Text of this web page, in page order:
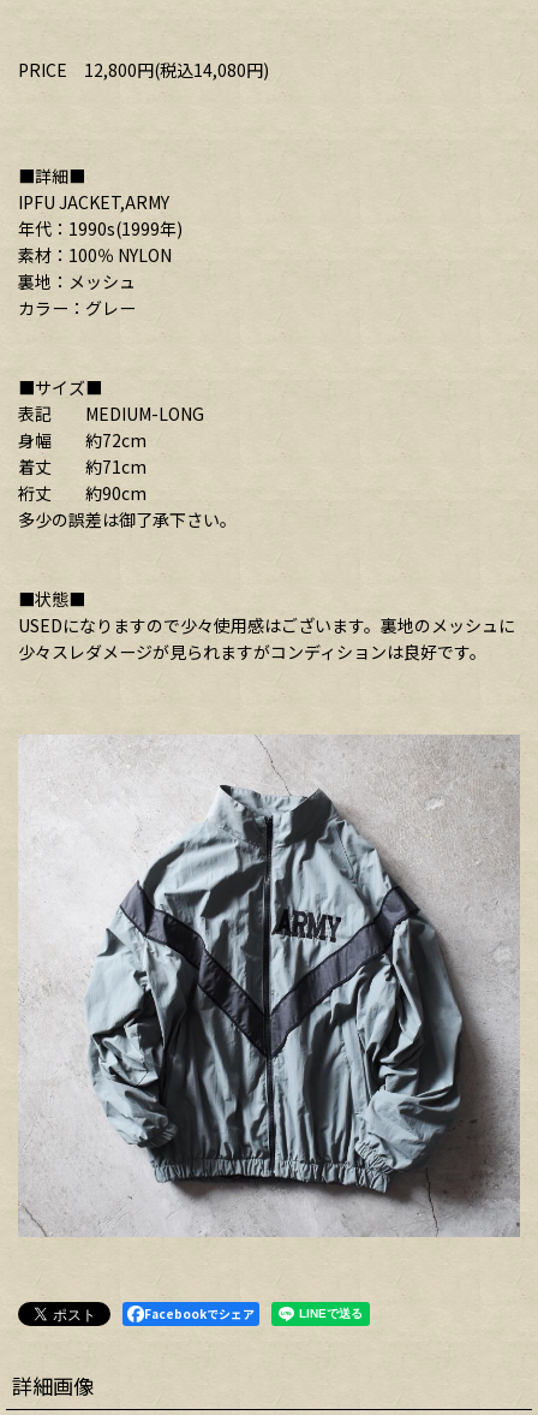
PRICE 12,800円(税込14,080円)
■詳細■
IPFU JACKET,ARMY
年代：1990s(1999年)
素材：100％ NYLON
裏地：メッシュ
カラー：グレー
■サイズ■
表記 MEDIUM-LONG
身幅 約72cm
着丈 約71cm
裄丈 約90cm
多少の誤差は御了承下さい。
■状態■
USEDになりますので少々使用感はございます。裏地のメッシュに
少々スレダメージが見られますがコンディションは良好です。
Facebookでシェア
詳細画像